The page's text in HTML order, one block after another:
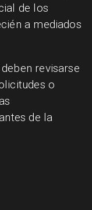
de los
a mediados
revisarse
o
de la